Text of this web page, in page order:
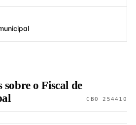
o Fiscal de
CBO 254410